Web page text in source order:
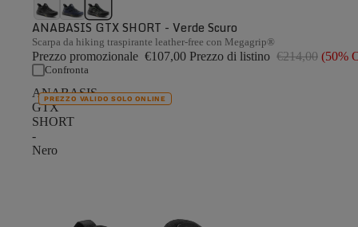
ANABASIS GTX SHORT - Verde Scuro
Scarpa da hiking traspirante leather-free con Megagrip®
Prezzo promozionale €107,00 Prezzo di listino €214,00 (50%
Confronta
ANABASIS
GTX
SHORT
-
Nero
PREZZO VALIDO SOLO ONLINE